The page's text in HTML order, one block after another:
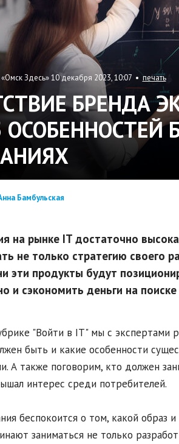
Здесь» 10 декабря 2023, 10:07 • печать
БРЕНДА
Бамбульская
на рынке IT достаточно
не только стратегию своего
эти продукты будут
и сэкономить деньги на
"Войти в IT" мы с экспертами
быть и какие особенности
А также поговорим, кто должен
интерес среди потребителей.
беспокоится о том, какой образ
заниматься не только